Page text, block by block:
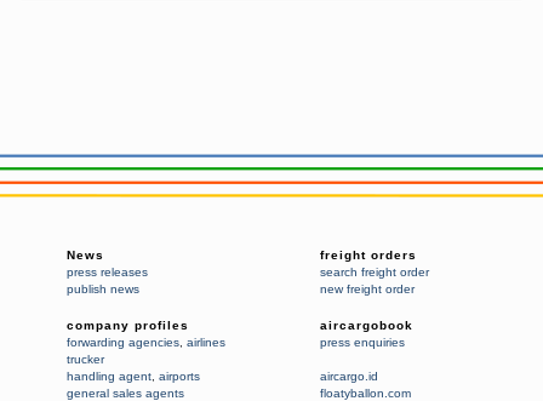
News
press releases
publish news
freight orders
search freight order
new freight order
company profiles
forwarding agencies airlines
trucker
handling agent airports
general sales agents
aircargobook
press enquiries
aircargo.id
floatyballon.com